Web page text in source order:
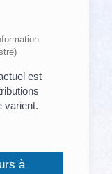
est
varient.
à